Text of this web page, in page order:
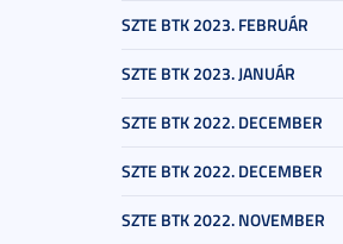
SZTE BTK 2023. FEBRUÁR
SZTE BTK 2023. JANUÁR
SZTE BTK 2022. DECEMBER
SZTE BTK 2022. DECEMBER
SZTE BTK 2022. NOVEMBER